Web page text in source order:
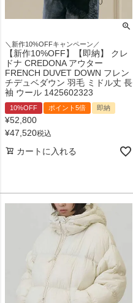
＼新作10%OFFキャンペーン／
【新作10%OFF】【即納】 クレ
ドナ CREDONA アウター
FRENCH DUVET DOWN フレン
チデュベダウン 羽毛 ミドル丈 長
袖 ウール 1425602323
10%OFF ポイント5倍 即納
¥52,800
¥47,520税込
カートに入れる